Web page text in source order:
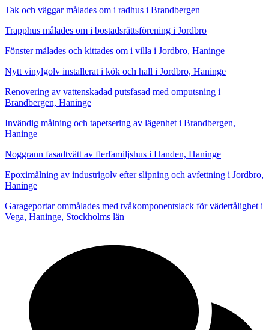
Tak och väggar målades om i radhus i Brandbergen
Trapphus målades om i bostadsrättsförening i Jordbro
Fönster målades och kittades om i villa i Jordbro, Haninge
Nytt vinylgolv installerat i kök och hall i Jordbro, Haninge
Renovering av vattenskadad putsfasad med omputsning i
Brandbergen, Haninge
Invändig målning och tapetsering av lägenhet i Brandbergen,
Haninge
Noggrann fasadtvätt av flerfamiljshus i Handen, Haninge
Epoximålning av industrigolv efter slipning och avfettning i Jordbro,
Haninge
Garageportar ommålades med tvåkomponentslack för vädertålighet i
Vega, Haninge, Stockholms län